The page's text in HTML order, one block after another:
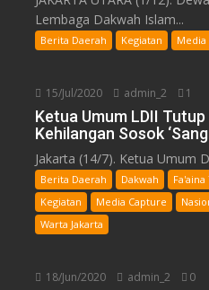
Lembaga Dakwah Islam...
Berita Daerah Kegiatan Media
15/Jul/2020 admin_2 1
Ketua Umum LDII
Kehilangan Sosok ‘Sang
Jakarta (14/7). Ketua Umum
Berita Daerah Dakwah
Kegiatan
Media Capture
Warta Jakarta
18/Jun/2020 admin_2 0